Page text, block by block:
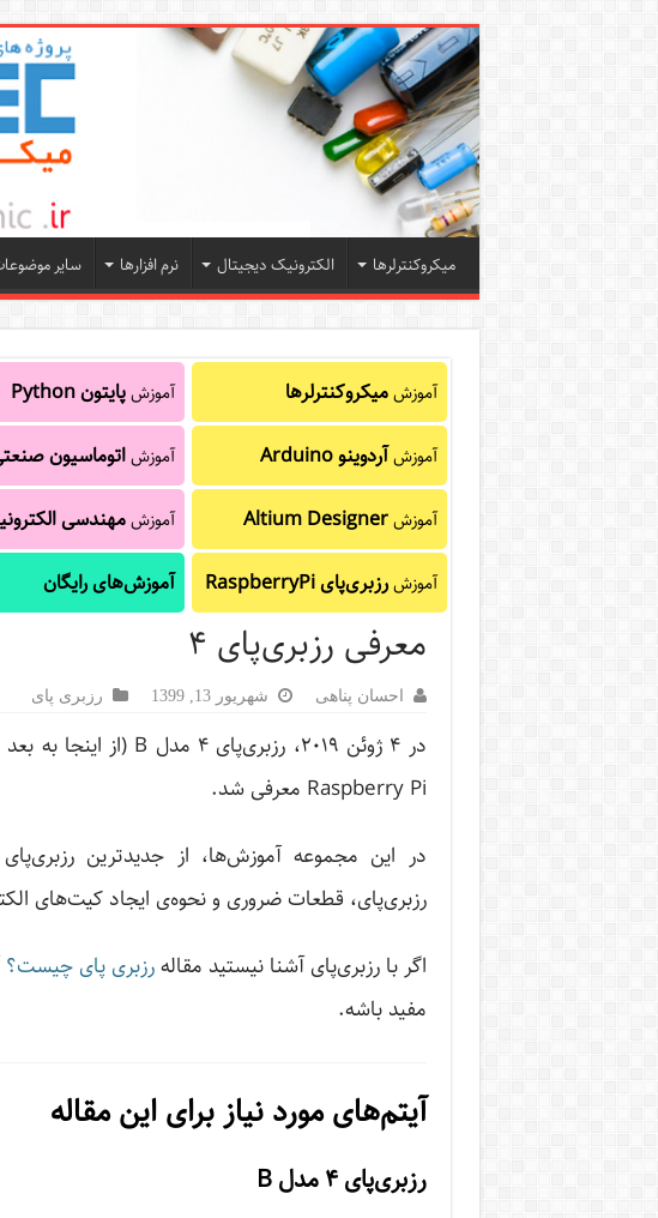
میکروکنترلرها الکترونیک دیجیتال نرم افزارها سایر
آموزشمیکروکنترلرها
آموزشآردوینو Arduino
آموزشAltium Designer
آموزشرزبری‌پای RaspberryPi
آموزشپایتون Python
آموزشاتوماسیون
آموزشمهندسی
آموزش‌های رایگان
معرفی رزبری‌پای ۴
احسان پناهی شهریور 13, 1399 رزبری پای
Raspberry Pi معرفی شد.
در این مجموعه آموزش‌ها، از جدیدترین
رزبری‌پای، قطعات ضروری و نحوه‌ی ایجاد کیت‌های
اگر با رزبری‌پای آشنا نیستید مقالهرزبری پای چیست؟
مفید باشه.
آیتم‌های مورد نیاز برای این مقاله
رزبری‌پای ۴ مدل B